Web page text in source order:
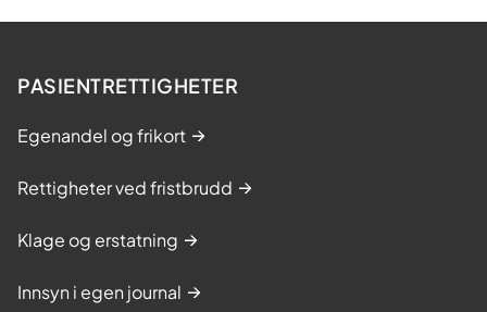
PASIENTRETTIGHETER
Egenandel og frikort
Rettigheter ved fristbrudd
Klage og erstatning
Innsyn i egen journal